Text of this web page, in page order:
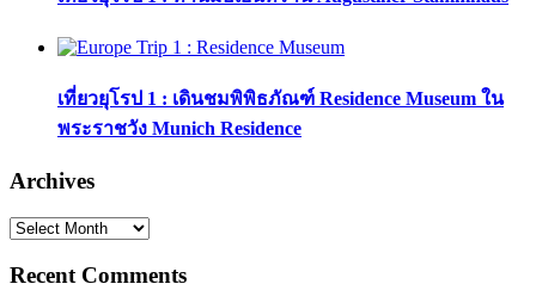
เที่ยวยุโรป 1 : เดินชมพิพิธภัณฑ์ Residence Museum ใน
พระราชวัง Munich Residence
Archives
Archives
Recent Comments